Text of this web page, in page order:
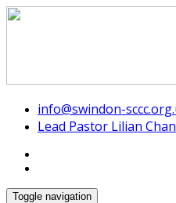
Swindon Chinese Christian
info@swindon-
Lead Pastor Lilian
Toggle navigation